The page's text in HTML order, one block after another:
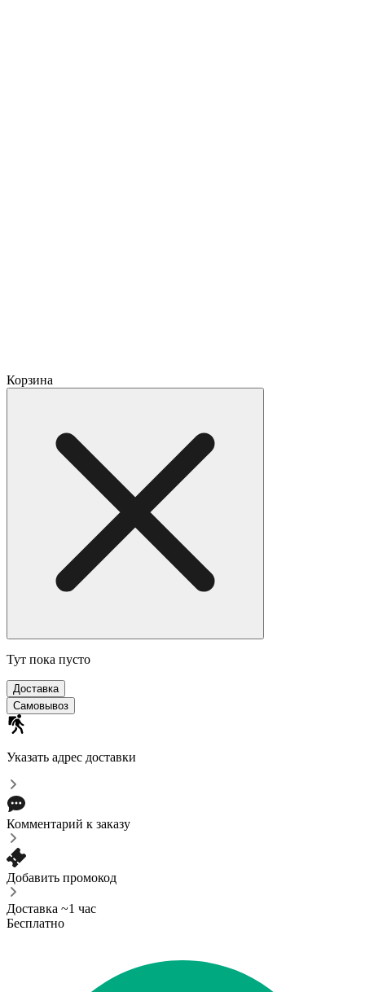
Корзина
Тут пока пусто
Доставка
Самовывоз
Указать адрес доставки
Комментарий к заказу
Добавить промокод
Доставка ~1 час
Бесплатно